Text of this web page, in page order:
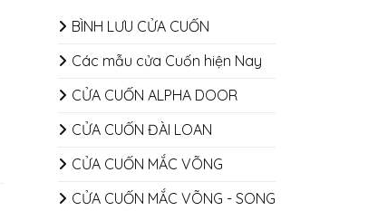
BÌNH LƯU CỬA CUỐN
Các mẫu cửa Cuốn hiện Nay
CỬA CUỐN ALPHA DOOR
CỬA CUỐN ĐÀI LOAN
CỬA CUỐN MẮC VÕNG
CỬA CUỐN MẮC VÕNG - SONG